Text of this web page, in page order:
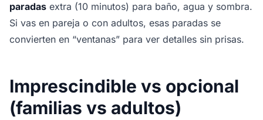
paradas extra (10 minutos) para baño, agua y sombra.
Si vas en pareja o con adultos, esas paradas se
convierten en “ventanas” para ver detalles sin prisas.
Imprescindible vs opcional
(familias vs adultos)